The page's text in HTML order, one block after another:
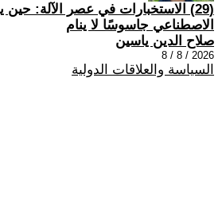
(29) الاستخبارات في عصر الآلة: حين
الاصطناعي جاسوسًا لا ينام
صلاح الدين ياسين
2026 / 8 / 8
السياسة والعلاقات الدولية